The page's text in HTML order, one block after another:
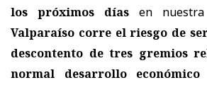
los próximos días en
Valparaíso corre el riesgo de
descontento de tres gremios
normal desarrollo económico